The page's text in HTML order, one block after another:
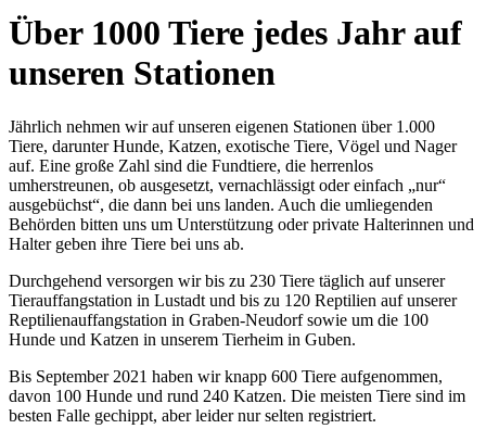
Über 1000 Tiere jedes Jahr auf
unseren Stationen
Jährlich nehmen wir auf unseren eigenen Stationen über 1.000
Tiere, darunter Hunde, Katzen, exotische Tiere, Vögel und Nager
auf. Eine große Zahl sind die Fundtiere, die herrenlos
umherstreunen, ob ausgesetzt, vernachlässigt oder einfach „nur“
ausgebüchst“, die dann bei uns landen. Auch die umliegenden
Behörden bitten uns um Unterstützung oder private Halterinnen und
Halter geben ihre Tiere bei uns ab.
Durchgehend versorgen wir bis zu 230 Tiere täglich auf unserer
Tierauffangstation in Lustadt und bis zu 120 Reptilien auf unserer
Reptilienauffangstation in Graben-Neudorf sowie um die 100
Hunde und Katzen in unserem Tierheim in Guben.
Bis September 2021 haben wir knapp 600 Tiere aufgenommen,
davon 100 Hunde und rund 240 Katzen. Die meisten Tiere sind im
besten Falle gechippt, aber leider nur selten registriert.